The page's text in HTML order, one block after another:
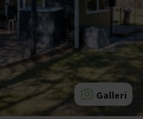
Galleri